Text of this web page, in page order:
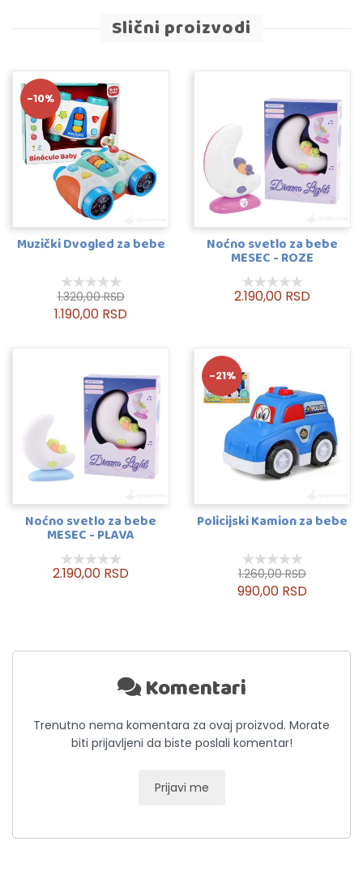
Slični proizvodi
-10%
Muzički Dvogled za bebe
1.320,00 RSD
1.190,00 RSD
Noćno svetlo za bebe
MESEC - ROZE
2.190,00 RSD
Noćno svetlo za bebe
MESEC - PLAVA
2.190,00 RSD
-21%
Policijski Kamion za bebe
1.260,00 RSD
990,00 RSD
Komentari
Trenutno nema komentara za ovaj proizvod. Morate
biti prijavljeni da biste poslali komentar!
Prijavi me